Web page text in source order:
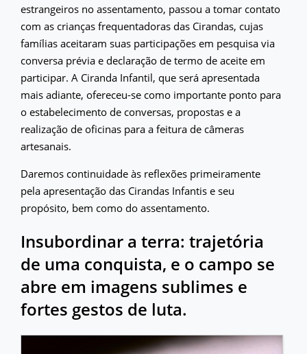
estrangeiros no assentamento, passou a tomar contato
com as crianças frequentadoras das Cirandas, cujas
famílias aceitaram suas participações em pesquisa via
conversa prévia e declaração de termo de aceite em
participar. A Ciranda Infantil, que será apresentada
mais adiante, ofereceu-se como importante ponto para
o estabelecimento de conversas, propostas e a
realização de oficinas para a feitura de câmeras
artesanais.
Daremos continuidade às reflexões primeiramente
pela apresentação das Cirandas Infantis e seu
propósito, bem como do assentamento.
Insubordinar a terra: trajetória
de uma conquista, e o campo se
abre em imagens sublimes e
fortes gestos de luta.